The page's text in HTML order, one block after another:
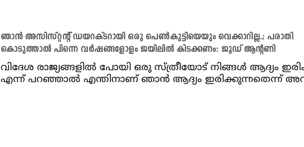
ഞാൻ അസിസ്റ്റന്റ് ഡയറക്ടറായി ഒരു പെണ്‍കുട്ടിയെയും വെക്കാറില്ല.; പരാതി
കൊടുത്താല്‍ പിന്നെ വര്‍ഷങ്ങളോളം ജയിലില്‍ കിടക്കണം: ജൂഡ് ആന്റണി
വിദേശ രാജ്യങ്ങളിൽ പോയി ഒരു സ്ത്രീയോട് നിങ്ങള്‍ ആദ്യം
എന്ന് പറഞ്ഞാല്‍ എന്തിനാണ് ഞാൻ ആദ്യം ഇരിക്കുന്നതെന്ന്